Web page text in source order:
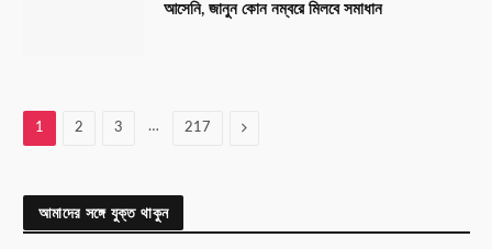
আসেনি, জানুন কোন নম্বরে মিলবে সমাধান
1 2 3 … 217 Next
আমাদের সঙ্গে যুক্ত থাকুন